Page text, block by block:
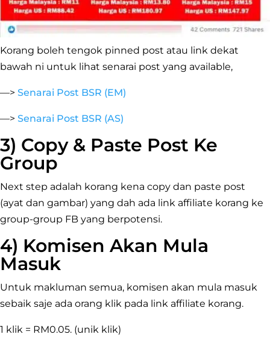
Korang boleh tengok pinned post atau link dekat
bawah ni untuk lihat senarai post yang available,
—> Senarai Post BSR (EM)
—> Senarai Post BSR (AS)
3) Copy & Paste Post Ke
Group
Next step adalah korang kena copy dan paste post
(ayat dan gambar) yang dah ada link affiliate korang ke
group-group FB yang berpotensi.
4) Komisen Akan Mula
Masuk
Untuk makluman semua, komisen akan mula masuk
sebaik saje ada orang klik pada link affiliate korang.
1 klik = RM0.05. (unik klik)